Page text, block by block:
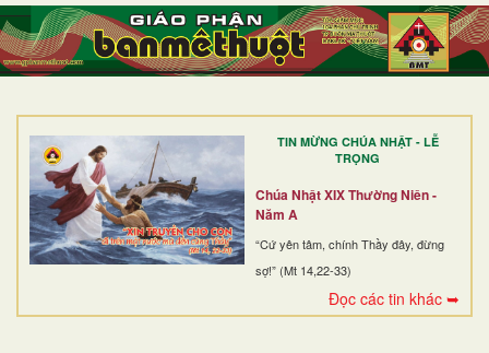
TIN MỪNG CHÚA NHẬT - LỄ
TRỌNG
Chúa Nhật XIX Thường Niên -
Năm A
“Cứ yên tâm, chính Thầy đây, đừng
sợ!” (Mt 14,22-33)
Đọc các tin khác ➥
TRANG NHẤT
GIỚI THIỆU
DÒNG TU
BAN MỤC VỤ
ĐOÀN THỂ CG
ĐIỂM HÀNH HƯƠNG